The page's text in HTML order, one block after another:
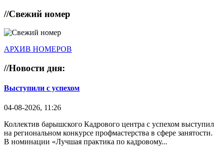
//Свежий номер
АРХИВ НОМЕРОВ
//Новости дня:
Выступили с успехом
04-08-2026, 11:26
Коллектив барышского Кадрового центра с успехом выступил
на региональном конкурсе профмастерства в сфере занятости.
В номинации «Лучшая практика по кадровому...